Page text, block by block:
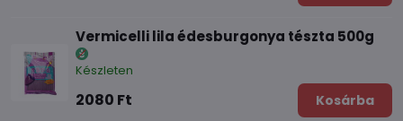
Vermicelli lila édesburgonya tészta 500g
Készleten
2080 Ft Kosárba